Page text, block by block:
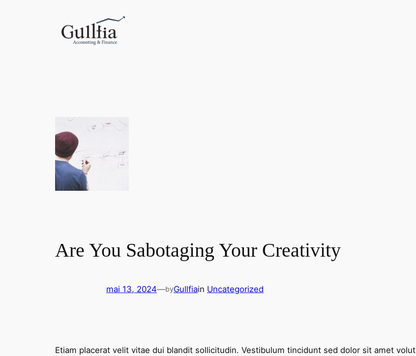
Are You Sabotaging Your Creativity
mai 13, 2024—byGullfiain Uncategorized
Etiam placerat velit vitae dui blandit sollicitudin. Vestibulum tincidunt sed dolor sit amet